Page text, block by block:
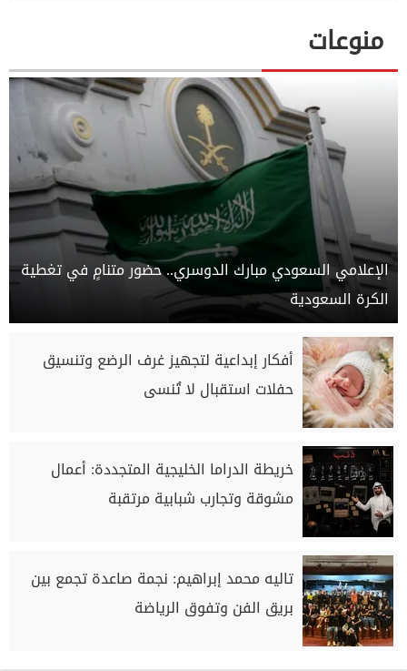
منوعات
الإعلامي السعودي مبارك الدوسري.. حضور متنامٍ في تغطية
الكرة السعودية
أفكار إبداعية لتجهيز غرف الرضع وتنسيق
حفلات استقبال لا تُنسى
خريطة الدراما الخليجية المتجددة: أعمال
مشوقة وتجارب شبابية مرتقبة
تاليه محمد إبراهيم: نجمة صاعدة تجمع بين
بريق الفن وتفوق الرياضة